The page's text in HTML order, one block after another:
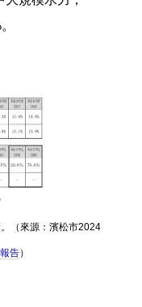
（來源：濱松市2024
報告）